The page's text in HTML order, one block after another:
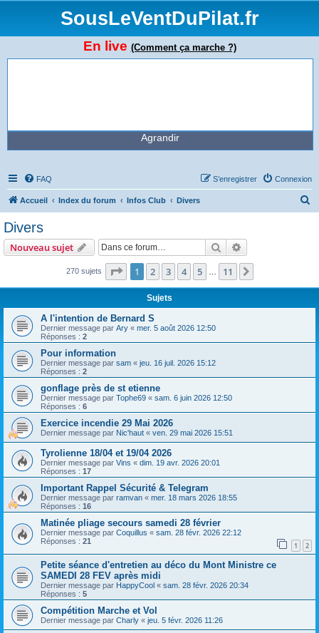
SousLeVentDuPilat.fr
En live (Comment ça marche ?)
Agrandir
FAQ Connexion
S’enregistrer
Accueil Index du forum Infos Club Divers
Divers
Nouveau sujet Rechercher
270 sujets Page 1sur11
1 2 3 4 5 11
Sujets
A l'intention de Bernard S
Dernier message par Ary « mer. 5 août 2026 12:50
Réponses : 2
Pour information
Dernier message par sam « jeu. 16 juil. 2026 15:12
Réponses : 2
gonflage près de st etienne
Dernier message par Tophe69 « sam. 6 juin 2026 12:50
Réponses : 6
Exercice incendie 29 Mai 2026
Dernier message par Nic'haut « ven. 29 mai 2026 15:51
Tyrolienne 18/04 et 19/04 2026
Dernier message par Vins « dim. 19 avr. 2026 20:01
Réponses : 17
Important Rappel Sécurité & Telegram
Dernier message par ramvan « mer. 18 mars 2026 18:55
Réponses : 16
Matinée pliage secours samedi 28 février
Dernier message par Coquillus « sam. 28 févr. 2026 22:12
Réponses : 21 1 2
Petite séance d'entretien au déco du Mont Ministre ce
SAMEDI 28 FEV après midi
Dernier message par HappyCool « sam. 28 févr. 2026 20:34
Réponses : 5
Compétition Marche et Vol
Dernier message par Charly « jeu. 5 févr. 2026 11:26